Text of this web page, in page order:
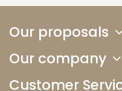
Our proposals
Our company
Customer